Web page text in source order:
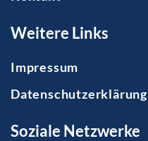
Weitere Links
Impressum
Datenschutzerklärung
Soziale Netzwerke